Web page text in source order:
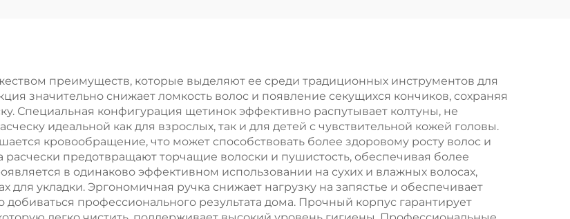
для
для
для женщин,
массажная щетка
расческа с
антистатической
ребристой
конструкцией для
укладки вьющихся
волос в салоне
преимуществ, которые выделяют ее среди традиционных инструментов для
значительно снижает ломкость волос и появление секущихся кончиков, сохраняя
Специальная конфигурация щетинок эффективно распутывает колтуны, не
идеальной как для взрослых, так и для детей с чувствительной кожей головы.
кровообращение, что может способствовать более здоровому росту волос и
расчески предотвращают торчащие волоски и пушистость, обеспечивая более
в одинаково эффективном использовании на сухих и влажных волосах,
для укладки. Эргономичная ручка снижает нагрузку на запястье и обеспечивает
профессионального результата дома. Прочный корпус гарантирует